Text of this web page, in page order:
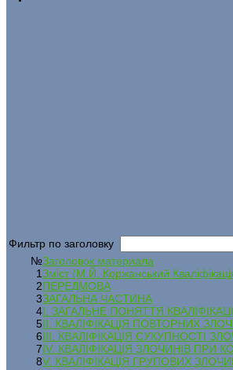
Фильтр по заголовку
№Заголовок материала
1Зміст (М.Й. Коржанський
2ПЕРЕДМОВА
3ЗАГАЛЬНА ЧАСТИНА
4І. ЗАГАЛЬНЕ ПОНЯТТЯ
5II. КВАЛІФІКАЦІЯ ПОВТОРНИХ
6III. КВАЛІФІКАЦІЯ СУКУПНОСТІ
7IV. КВАЛІФІКАЦІЯ ЗЛОЧИНІВ ПРИ
8V. КВАЛІФІКАЦІЯ ГРУПОВИХ